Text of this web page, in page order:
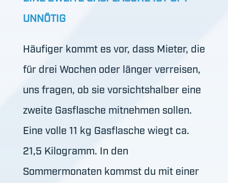
UNNÖTIG
Häufiger kommt es vor, dass Mieter, die
für drei Wochen oder länger verreisen,
uns fragen, ob sie vorsichtshalber eine
zweite Gasflasche mitnehmen sollen.
Eine volle 11 kg Gasflasche wiegt ca.
21,5 Kilogramm. In den
Sommermonaten kommst du mit einer